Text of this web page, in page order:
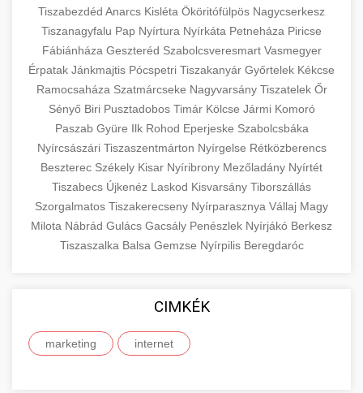
szeptest.com
abdomen contouring surgery
refresh your appearance. Upper and lower
eyelid surgery with experienced cosmetic
surgeons.
szeptest.com eyelid cosmetic procedure
📈 Paciensek Számának
Növelése
+
Case study showcasing 150% increase in
patient consultations through strategic
marketing. Learn proven methods for clinic
growth.
gildedeu.org clinic patient growth
🏥 Klinika Sikere
Esettanulmány
+
Detailed analysis of successful clinic strategies
resulting in significant patient acquisition
improvements and practice expansion.
checkmydentist.com
🤖 AI Marketing Bejelentkezés +
Discover how AI-driven marketing strategies
increased patient registrations by 150%.
life3.net AI marketing results
🎯 Praxis Felfuttatása +
practice. Proven strategies for patient
acquisition, retention, and practice
development.
Növekedés
Tiszabezdéd Anarcs Kisléta Ököritófülpös Nagycserkesz
Tiszanagyfalu Pap Nyírtura Nyírkáta Petneháza Piricse
Fábiánháza Geszteréd Szabolcsveresmart Vasmegyer
Érpatak Jánkmajtis Pócspetri Tiszakanyár Győrtelek Kékcse
Ramocsaháza Szatmárcseke Nagyvarsány Tiszatelek Őr
Sényő Biri Pusztadobos Timár Kölcse Jármi Komoró
Paszab Gyüre Ilk Rohod Eperjeske Szabolcsbáka
Nyírcsászári Tiszaszentmárton Nyírgelse Rétközberencs
Beszterec Székely Kisar Nyíribrony Mezőladány Nyírtét
Tiszabecs Újkenéz Laskod Kisvarsány Tiborszállás
Szorgalmatos Tiszakerecseny Nyírparasznya Vállaj Magy
Milota Nábrád Gulács Gacsály Penészlek Nyírjákó Berkesz
Tiszaszalka Balsa Gemzse Nyírpilis Beregdaróc
CIMKÉK
marketing internet